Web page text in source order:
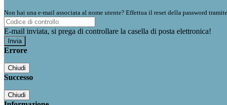
Non hai una e-mail associata al nome utente? Effettua il reset della password
E-mail inviata, si prega di controllare la casella di posta elettronica!
Errore
Chiudi
Successo
Chiudi